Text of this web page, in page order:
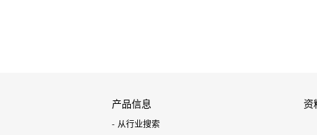
产品信息
从行业搜索
资